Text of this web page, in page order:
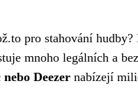
pro stahování
mnoho legálních a
Deezer nabízejí